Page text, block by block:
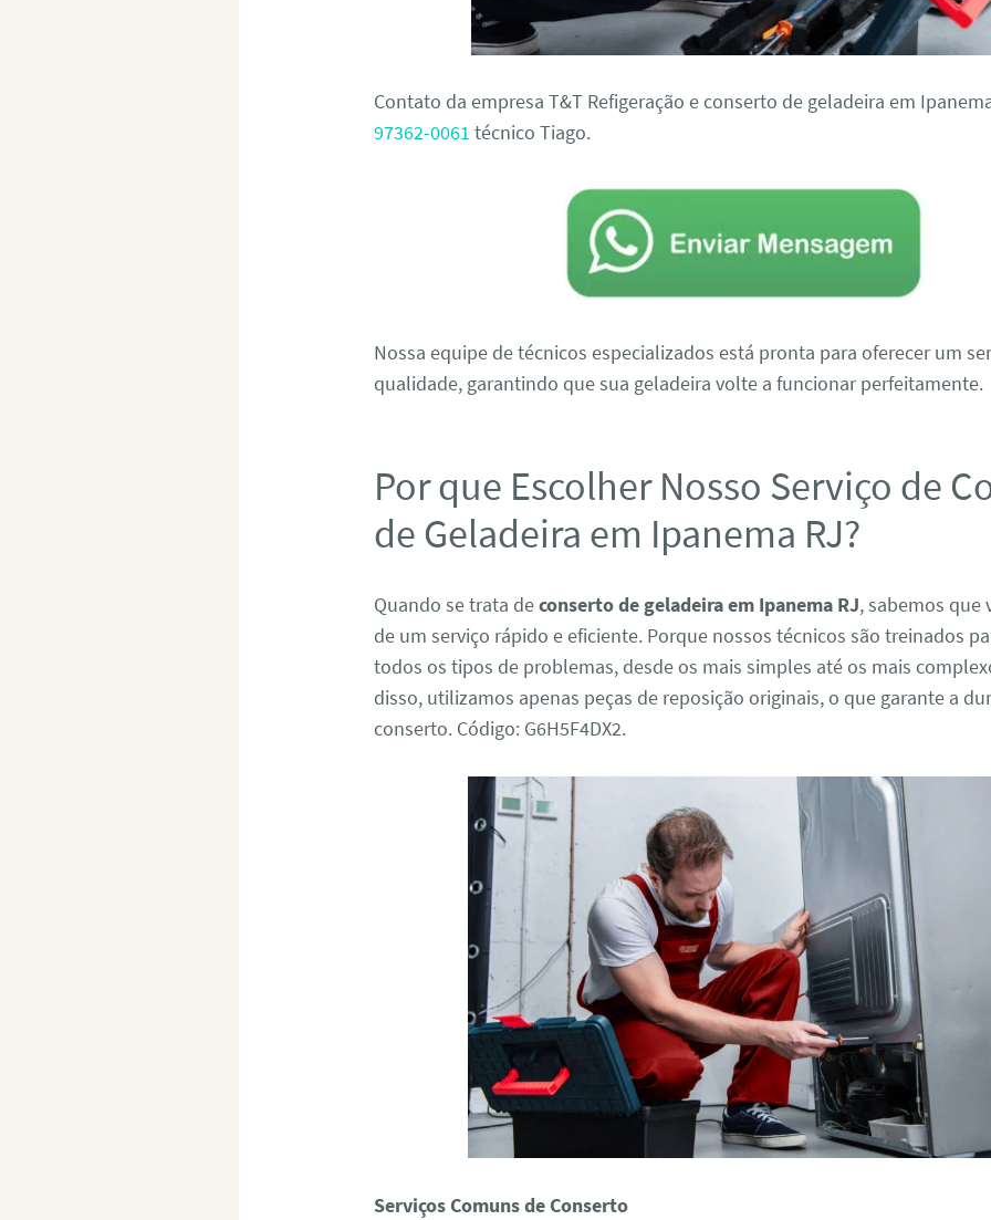
Contato da empresa T&T Refigeração e conserto de geladeira em
97362-0061 técnico Tiago.
Nossa equipe de técnicos especializados está pronta para oferecer um
qualidade, garantindo que sua geladeira volte a funcionar perfeitamente.
Por que Escolher Nosso Serviço de
de Geladeira em Ipanema RJ?
Quando se trata deconserto de geladeira em Ipanema RJ, sabemos que
de um serviço rápido e eficiente. Porque nossos técnicos são treinados
todos os tipos de problemas, desde os mais simples até os mais
disso, utilizamos apenas peças de reposição originais, o que garante a
conserto. Código: G6H5F4DX2.
Serviços Comuns de Conserto